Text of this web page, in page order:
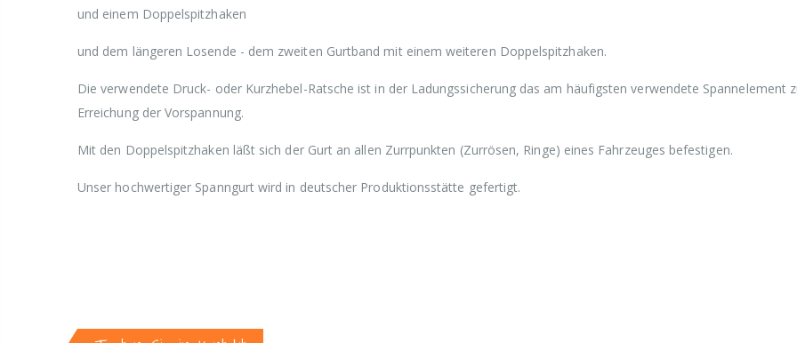
und einem Doppelspitzhaken
und dem längeren Losende - dem zweiten Gurtband mit einem weiteren Doppelspitzhaken.
Die verwendete Druck- oder Kurzhebel-Ratsche ist in der Ladungssicherung das am häufigsten verwendete Spannelement
Erreichung der Vorspannung.
Mit den Doppelspitzhaken läßt sich der Gurt an allen Zurrpunkten (Zurrösen, Ringe) eines Fahrzeuges befestigen.
Unser hochwertiger Spanngurt wird in deutscher Produktionsstätte gefertigt.